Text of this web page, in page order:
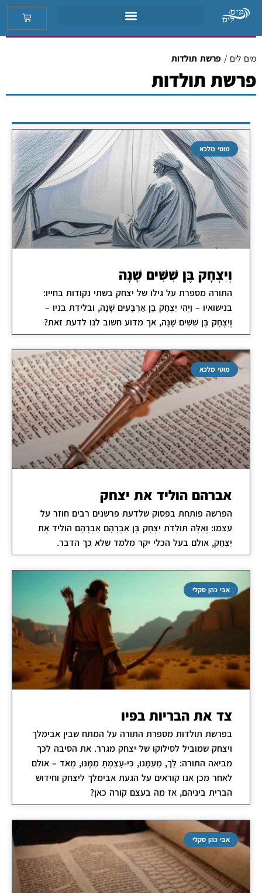
מים לים / פרשת תולדות
פרשת תולדות
מוטי מלכא
וְיִצְחָק בֶּן שִׁשִּׁים שָׁנָה
התורה מספרת על גילו של יצחק בשתי נקודות בחייו:
בנישואיו – וַיְהִי יִצְחָק בֶּן אַרְבָּעִים שָׁנָה, ובלידת בניו –
וְיִצְחָק בֶּן שִׁשִּׁים שָׁנָה, אך מדוע חשוב לנו לדעת זאת?
מוטי מלכא
אברהם הוליד את יצחק
הפרשה פותחת בפסוק שלדעת פרשנים רבים חוזר על
עצמו: וְאֵלֶּה תּוֹלְדֹת יִצְחָק בֶּן אַבְרָהָם אַבְרָהָם הוֹלִיד אֶת
יִצְחָק, אולם בעל הכלי יקר מלמד שלא כך הדבר.
אבי כהן סקלי
צד את הבריות בפיו
בפרשת תולדות מספרת התורה על המתח שבין אבימלך
ויצחק שמוביל לסילוקו של יצחק מגרר. את הסיבה לכך
מביאה התורה: לֵךְ, מֵעִמָּנוּ, כִּי-עָצַמְתָּ מִמֶּנּוּ, מְאֹד – אולם
לאחר מכן אנו קוראים על הגעת אבימלך ליצחק וחידוש
הברית ביניהם, אז מה בעצם קורה כאן?
אבי כהן סקלי